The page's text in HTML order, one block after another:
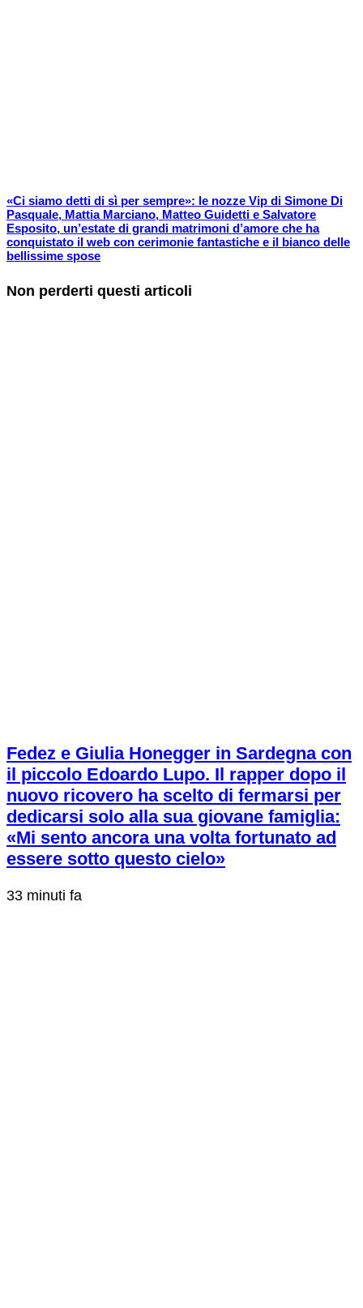
«Ci siamo detti di sì per sempre»: le nozze Vip di Simone Di
Pasquale, Mattia Marciano, Matteo Guidetti e Salvatore
Esposito, un’estate di grandi matrimoni d’amore che ha
conquistato il web con cerimonie fantastiche e il bianco delle
bellissime spose
Non perderti questi articoli
Fedez e Giulia Honegger in Sardegna con
il piccolo Edoardo Lupo. Il rapper dopo il
nuovo ricovero ha scelto di fermarsi per
dedicarsi solo alla sua giovane famiglia:
«Mi sento ancora una volta fortunato ad
essere sotto questo cielo»
33 minuti fa